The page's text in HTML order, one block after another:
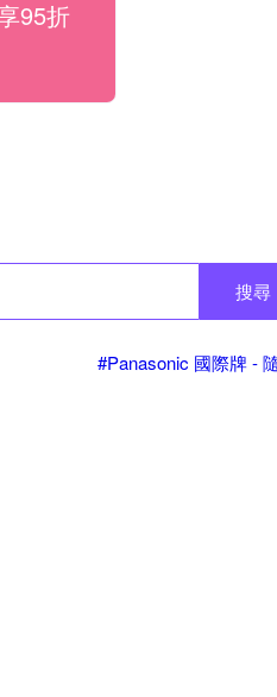
95折
搜尋
#Panasonic 國際牌 -